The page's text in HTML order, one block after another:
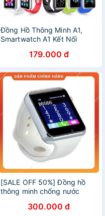
Đồng Hồ Thông Minh A1,
Smartwatch A1 Kết Nối
Nhạc Thỏa Thích
179.000 đ
[SALE OFF 50%] Đồng hồ
thông minh chống nước
nghe gọi dongho
300.000 đ